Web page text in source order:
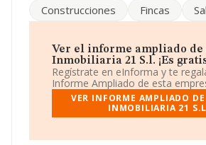
Limitada. Su actividad CNAE es
6812. La empresa no tiene actividad
La sociedad españolaActeon
número de identificación fiscal
encuentra en Partida Torre Arriba
el municipio de Benimantell, en
Valenciana.
sobre 231.218 compañías, en el
Construcciones Fincas
Ver el informe ampliado de
Inmobiliaria 21 S.l. ¡Es
Regístrate en eInforma y te
Informe Ampliado de esta
VER INFORME AMPLIADO
INMOBILIARIA 21